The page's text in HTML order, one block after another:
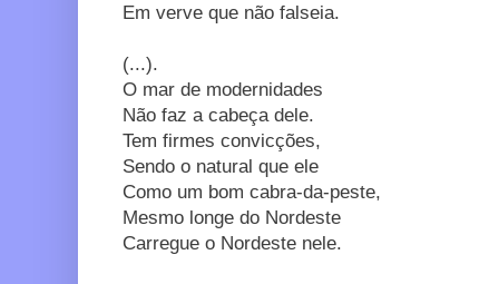
Em verve que não falseia.
(...).
O mar de modernidades
Não faz a cabeça dele.
Tem firmes convicções,
Sendo o natural que ele
Como um bom cabra-da-peste,
Mesmo longe do Nordeste
Carregue o Nordeste nele.